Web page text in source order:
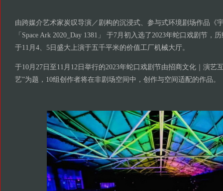
由跨媒介艺术家炭叹导演／剧构的沉浸式、参与式环境剧场作品《
「Space Ark 2020_Day 1381」 于7月初入选了2023年蛇口戏剧节，
于11月4、5日盛大上演于五千平米的价值工厂机械大厅。
于10月27日至11月12日举行的2023年蛇口戏剧节由招商文化｜演艺
艺”为题，10组创作者将在非剧场空间中，创作与空间适配的作品。